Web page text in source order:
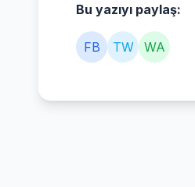
Bu yazıyı paylaş:
FB TW WA